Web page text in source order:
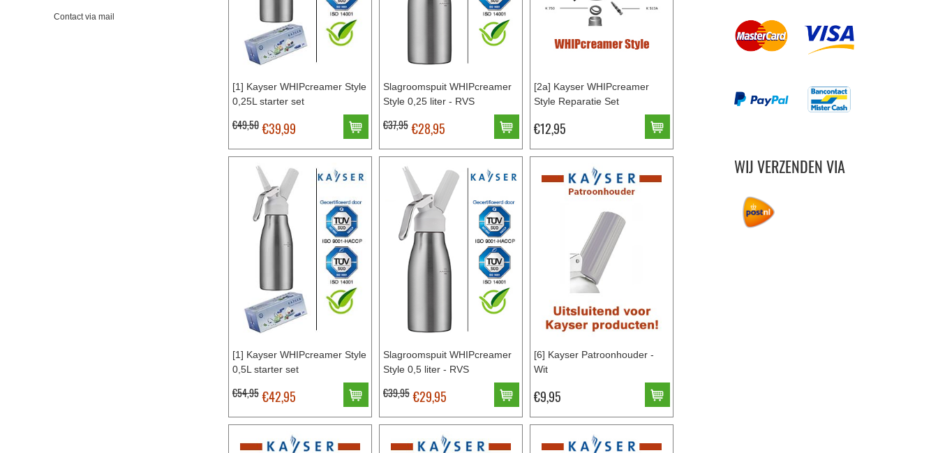
Contact via mail
[1] Kayser WHIPcreamer Style
0,25L starter set
€49,50 €39,99
Slagroomspuit WHIPcreamer
Style 0,25 liter - RVS
€37,95 €28,95
[2a] Kayser WHIPcreamer
Style Reparatie Set
€12,95
[1] Kayser WHIPcreamer Style
0,5L starter set
€54,95 €42,95
Slagroomspuit WHIPcreamer
Style 0,5 liter - RVS
€39,95 €29,95
[6] Kayser Patroonhouder -
Wit
€9,95
WIJ VERZENDEN VIA